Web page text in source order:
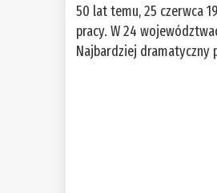
50 lat temu, 25 czerwca
pracy. W 24
Najbardziej dramatyczny